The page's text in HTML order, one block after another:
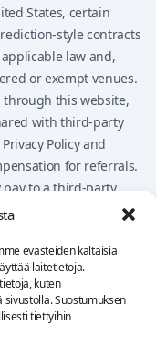
evästeiden kaltaisia
laitetietoja.
kuten
Suostumuksen
tiettyihin
States, certain
style contracts
law and,
or exempt venues.
this website,
with third-party
Policy and
for referrals.
pay to a third-party
are presented on
financial advice,
or a
product. You